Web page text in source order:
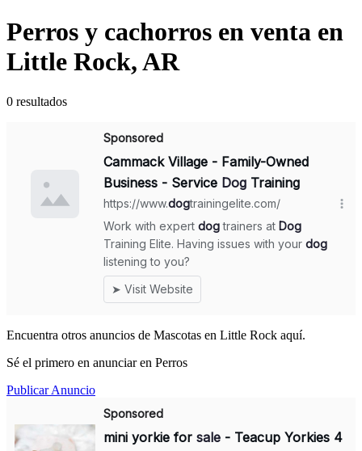
Perros y cachorros en venta en
Little Rock, AR
0 resultados
Encuentra otros anuncios de Mascotas en Little Rock aquí.
Sé el primero en anunciar en Perros
Publicar Anuncio